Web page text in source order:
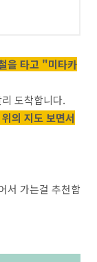
을 타고 "미타카
도착합니다.
의 지도 보면서
서 가는걸 추천합